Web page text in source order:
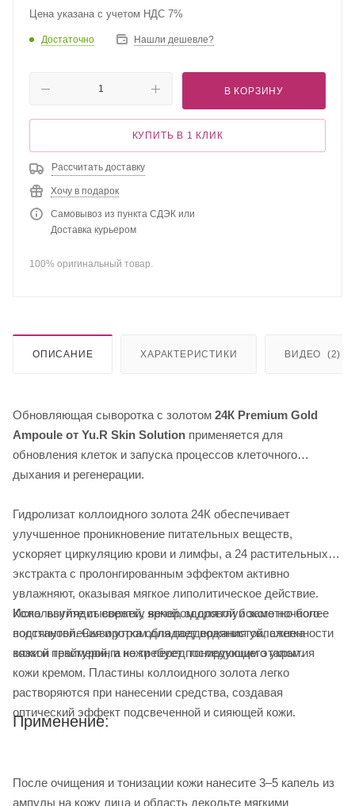
Цена указана с учетом НДС 7%
Достаточно Нашли дешевле?
В КОРЗИНУ
КУПИТЬ В 1 КЛИК
Рассчитать доставку
Хочу в подарок
Самовывоз из пункта СДЭК или
Доставка курьером
100% оригинальный товар.
ОПИСАНИЕ ХАРАКТЕРИСТИКИ ВИДЕО (2)
Обновляющая сыворотка с золотом 24К Premium Gold
Ampoule от Yu.R Skin Solution применяется для
обновления клеток и запуска процессов клеточного
дыхания и регенерации.
Гидролизат коллоидного золота 24К обеспечивает
улучшенное проникновение питательных веществ,
ускоряет циркуляцию крови и лимфы, а 24 растительных
экстракта с пролонгированным эффектом активно
увлажняют, оказывая мягкое липолитическое действие.
Кожа выглядит свежей, яркой, здоровой и заметно более
подтянутой. Сыворотка обладает водянистой, слегка
вязкой текстурой, и не требует последующего укрытия
кожи кремом. Пластины коллоидного золота легко
растворяются при нанесении средства, создавая
оптический эффект подсвеченной и сияющей кожи.
Используйте сыворотку вечером для глубокого ночного
восстановления и утром для поддержания увлажненности
кожи и праймеринга кожи перед тонирующим этапом.
Применение:
После очищения и тонизации кожи нанесите 3–5 капель из
ампулы на кожу лица и область декольте мягкими